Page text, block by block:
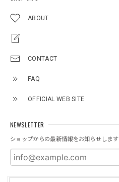
ABOUT
CONTACT
FAQ
OFFICIAL WEB SITE
NEWSLETTER
ショップからの最新情報をお知らせします